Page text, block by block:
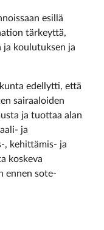
esillä
tärkeyttä,
koulutuksen ja
edellytti, että
sairaaloiden
ja tuottaa alan
ja
, kehittämis- ja
koskeva
ennen sote-